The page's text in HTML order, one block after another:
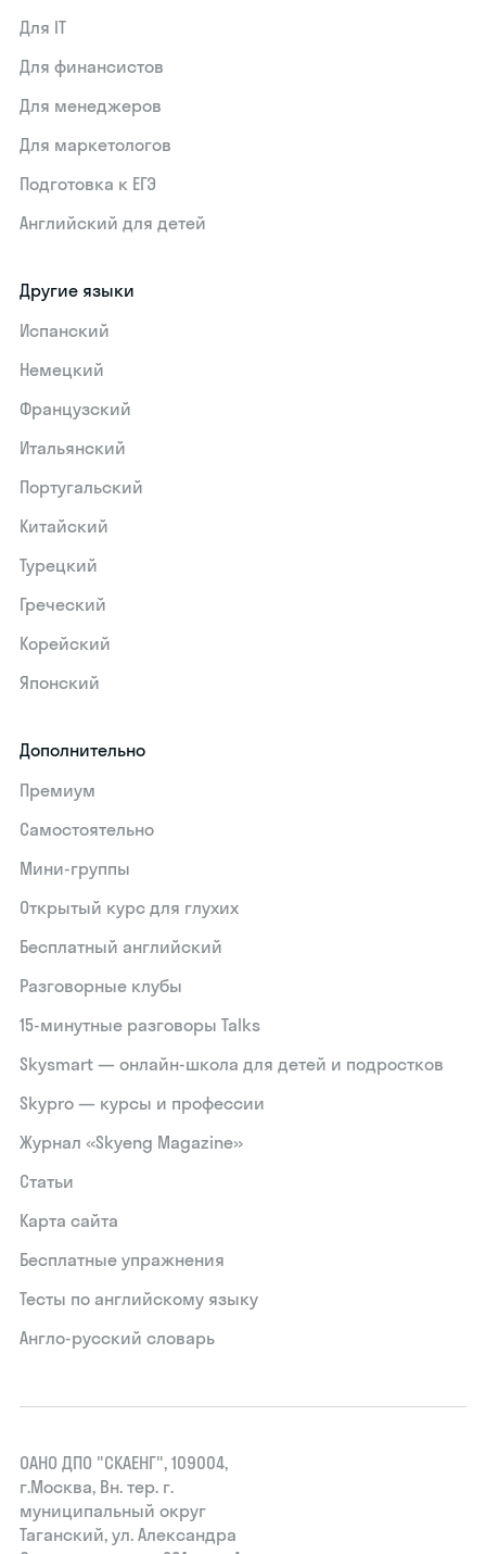
Для IT
Для финансистов
Для менеджеров
Для маркетологов
Подготовка к ЕГЭ
Английский для детей
Другие языки
Испанский
Немецкий
Французский
Итальянский
Португальский
Китайский
Турецкий
Греческий
Корейский
Японский
Дополнительно
Премиум
Самостоятельно
Мини-группы
Открытый курс для глухих
Бесплатный английский
Разговорные клубы
15‑минутные разговоры Talks
Skysmart — онлайн-школа для детей и подростков
Skypro — курсы и профессии
Журнал «Skyeng Magazine»
Статьи
Карта сайта
Бесплатные упражнения
Тесты по английскому языку
Англо-русский словарь
ОАНО ДПО "СКАЕНГ", 109004,
г.Москва, Вн. тер. г.
муниципальный округ
Таганский, ул. Александра